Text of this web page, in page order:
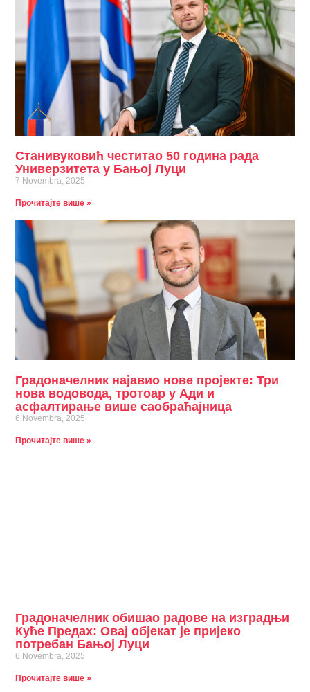
Станивуковић честитао 50 година рада
Универзитета у Бањој Луци
7 Novembra, 2025
Прочитајте више »
Градоначелник најавио нове пројекте: Три
нова водовода, тротоар у Ади и
асфалтирање више саобраћајница
6 Novembra, 2025
Прочитајте више »
Градоначелник обишао радове на изградњи
Куће Предах: Овај објекат је пријеко
потребан Бањој Луци
6 Novembra, 2025
Прочитајте више »